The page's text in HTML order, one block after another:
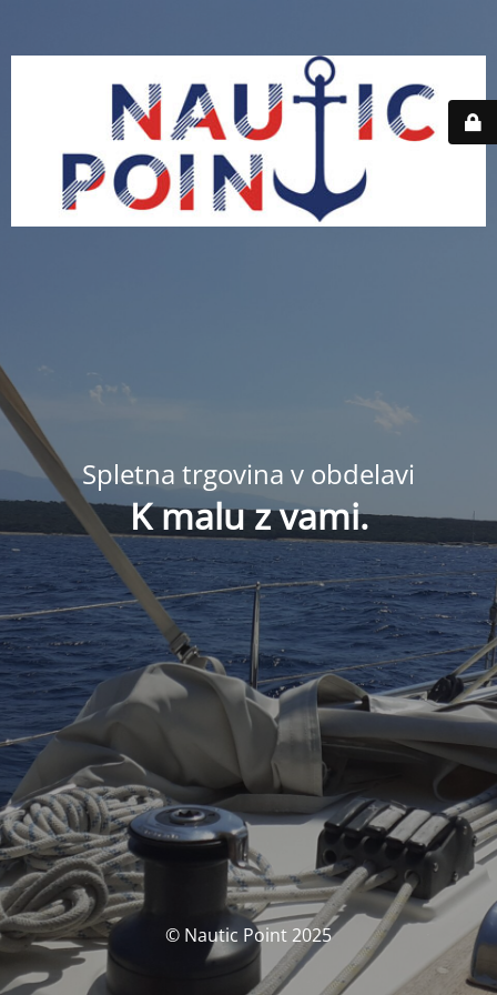
Spletna trgovina v obdelavi
K malu z vami.
© Nautic Point 2025